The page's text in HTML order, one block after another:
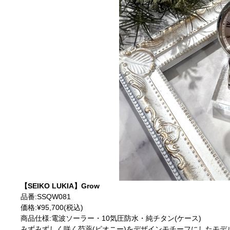
【SEIKO LUKIA】Grow
品番:SSQW081
価格:¥95,700(税込)
商品仕様:電波ソーラー・10気圧防水・純チタン(ケース)